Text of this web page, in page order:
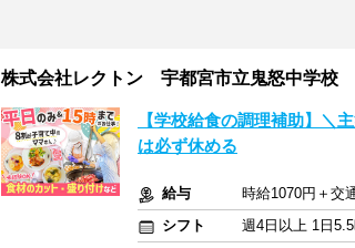
株式会社レクトン 宇都宮市立鬼怒中学校
【学校給食の調理補助】＼
は必ず休める
給与
時給1070円＋交
シフト
週4日以上 1日